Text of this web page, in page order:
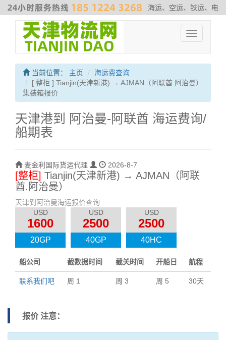
海运、空运、铁运、电
商物流、散杂货运输、危险品运输、拖车、报关、仓库内装#非洲专
线 #最新海运费走势 #伊朗海运专线
Toggle
navigation
当前位置： 主页
海运费查询
[ 整柜 ] Tianjin(天津新港) → AJMAN（阿联酋.阿治曼）
集装箱报价
天津港到 阿治曼-阿联酋 海运费询/
船期表
麦金利国际货运代理 2026-8-7
[整柜] Tianjin(天津新港) → AJMAN（阿联
酋.阿治曼）
天津到阿治曼海运报价查询
USD
1600
20GP
USD
2500
40GP
USD
2500
40HC
船公司 截数据时间 截关时间 开船日 航程
联系我们吧 周 1 周 3 周 5 30天
报价 注意：